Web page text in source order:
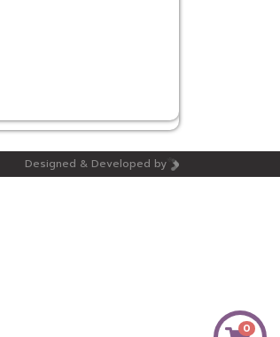
0
Designed & Developed by